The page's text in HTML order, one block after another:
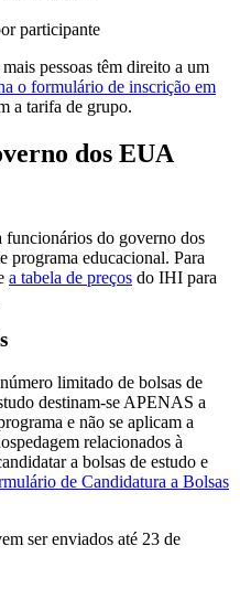
participante
pessoas têm direito a um
o formulário de inscrição em
a tarifa de grupo.
dos EUA
funcionários do governo dos
programa educacional. Para
a tabela de preços do IHI para
limitado de bolsas de
destinam-se APENAS a
e não se aplicam a
relacionados à
a bolsas de estudo e
de Candidatura a Bolsas
ser enviados até 23 de